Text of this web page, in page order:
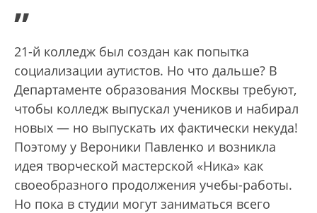
”
21-й колледж был создан как попытка
социализации аутистов. Но что дальше? В
Департаменте образования Москвы требуют,
чтобы колледж выпускал учеников и набирал
новых — но выпускать их фактически некуда!
Поэтому у Вероники Павленко и возникла
идея творческой мастерской «Ника» как
своеобразного продолжения учебы-работы.
Но пока в студии могут заниматься всего